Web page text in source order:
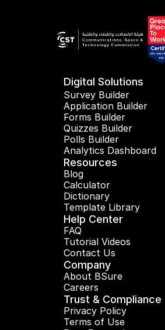
Trust & Compliance
Privacy Policy
Terms of Use
Company
About BSure
Careers
Help Center
FAQ
Tutorial Videos
Contact Us
Resources
Blog
Calculator
Dictionary
Template Library
Digital Solutions
Survey Builder
Application Builder
Forms Builder
Quizzes Builder
Polls Builder
Analytics Dashboard